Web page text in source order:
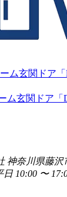
神奈川県藤沢
10:00 〜